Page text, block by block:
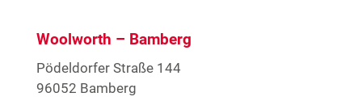
Woolworth – Bamberg
Pödeldorfer Straße 144
96052 Bamberg